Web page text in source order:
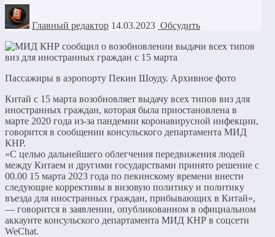
Главный редактор 14.03.2023 Обсудить
Пассажиры в аэропорту Пекин Шоуду. Архивное фото
Китай с 15 марта возобновляет выдачу всех типов виз для
иностранных граждан, которая была приостановлена в
марте 2020 года из-за пандемии коронавирусной инфекции,
говорится в сообщении консульского департамента МИД
КНР.
«С целью дальнейшего облегчения передвижения людей
между Китаем и другими государствами принято решение с
00.00 15 марта 2023 года по пекинскому времени внести
следующие коррективы в визовую политику и политику
въезда для иностранных граждан, прибывающих в Китай»,
— говорится в заявлении, опубликованном в официальном
аккаунте консульского департамента МИД КНР в соцсети
WeChat.